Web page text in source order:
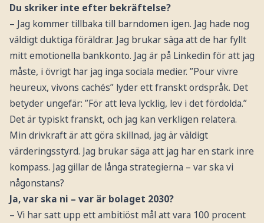
Du skriker inte efter bekräftelse?
– Jag kommer tillbaka till barndomen igen. Jag hade nog
väldigt duktiga föräldrar. Jag brukar säga att de har fyllt
mitt emotionella bankkonto. Jag är på Linkedin för att jag
måste, i övrigt har jag inga sociala medier. ”Pour vivre
heureux, vivons cachés” lyder ett franskt ordspråk. Det
betyder ungefär: ”För att leva lycklig, lev i det fördolda.”
Det är typiskt franskt, och jag kan verkligen relatera.
Min drivkraft är att göra skillnad, jag är väldigt
värderingsstyrd. Jag brukar säga att jag har en stark inre
kompass. Jag gillar de långa strategierna – var ska vi
någonstans?
Ja, var ska ni – var är bolaget 2030?
– Vi har satt upp ett ambitiöst mål att vara 100 procent